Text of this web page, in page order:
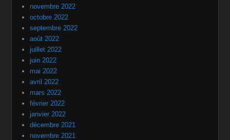
novembre 2022
octobre 2022
septembre 2022
août 2022
juillet 2022
juin 2022
mai 2022
avril 2022
mars 2022
février 2022
janvier 2022
décembre 2021
novembre 2021